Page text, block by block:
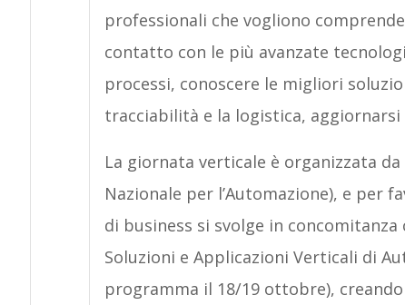
professionali che vogliono
contatto con le più avanzate
processi, conoscere le migliori
tracciabilità e la logistica,
La giornata verticale è organizzata
Nazionale per l’Automazione), e per
di business si svolge in concomitanza
Soluzioni e Applicazioni Verticali di
programma il 18/19 ottobre),